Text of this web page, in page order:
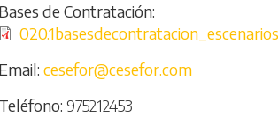
Bases de Contratación
Archivo
Email cesefor@cesefor.com
Teléfono 975212453